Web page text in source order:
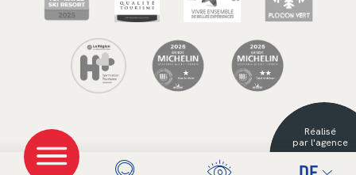
Français
English
Deutsch
Nederlands
Español
Réalisé
par l'agence